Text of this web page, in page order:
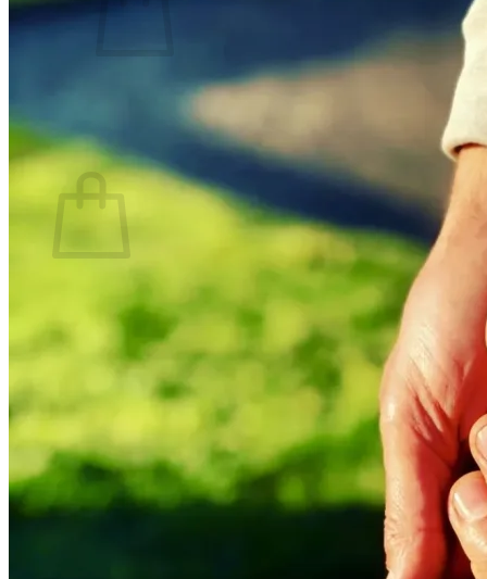
There are no items in your shopping cart.
Back to the Shop
Shopping Cart
There are no items in your shopping cart.
Back to the Shop